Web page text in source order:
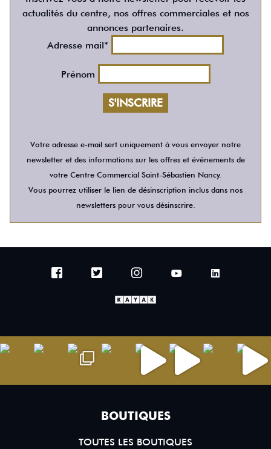
actualités du centre, nos offres commerciales et nos
annonces partenaires.
Adresse mail*
Prénom
Votre adresse e-mail sert uniquement à vous envoyer notre
newsletter et des informations sur les offres et événements de
votre Centre Commercial Saint-Sébastien Nancy.
Vous pourrez utiliser le lien de désinscription inclus dans nos
newsletters pour vous désinscrire.
BOUTIQUES
TOUTES LES BOUTIQUES